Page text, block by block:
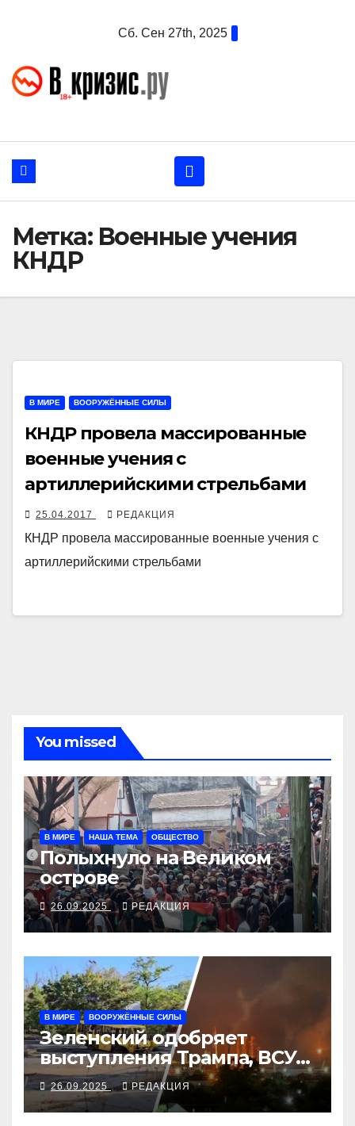
Сб. Сен 27th, 2025
Метка: Военные учения
КНДР
В МИРЕ ВООРУЖЁННЫЕ СИЛЫ
КНДР провела массированные
военные учения с
артиллерийскими стрельбами
25.04.2017 РЕДАКЦИЯ
КНДР провела массированные военные учения с
артиллерийскими стрельбами
You missed
В МИРЕ НАША ТЕМА ОБЩЕСТВО
Полыхнуло на Великом
острове
26.09.2025 РЕДАКЦИЯ
В МИРЕ ВООРУЖЁННЫЕ СИЛЫ
Зеленский одобряет
выступления Трампа, ВСУ
закрыли Добропольский
рубеж
26.09.2025 РЕДАКЦИЯ